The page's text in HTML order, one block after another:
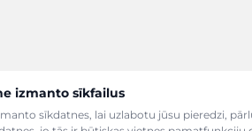
izmanto sīkfailus
sīkdatnes, lai uzlabotu jūsu pieredzi,